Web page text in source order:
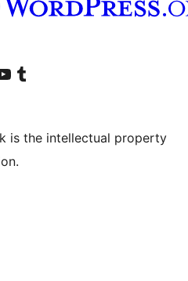
भेट द्या आमच्या टंबलर खात्याला भेट द्या.
is the intellectual property